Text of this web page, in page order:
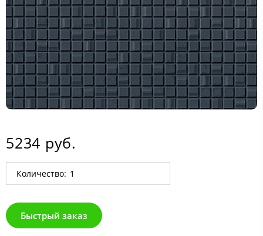
5234 руб.
Количество:
Быстрый заказ